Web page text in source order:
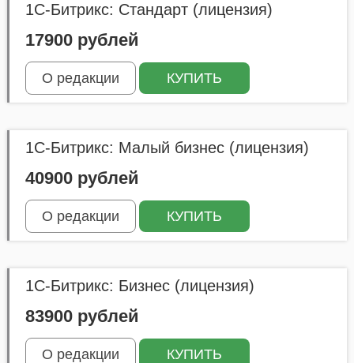
1С-Битрикс: Стандарт (лицензия)
17900 рублей
О редакции КУПИТЬ
1С-Битрикс: Малый бизнес (лицензия)
40900 рублей
О редакции КУПИТЬ
1С-Битрикс: Бизнес (лицензия)
83900 рублей
О редакции КУПИТЬ